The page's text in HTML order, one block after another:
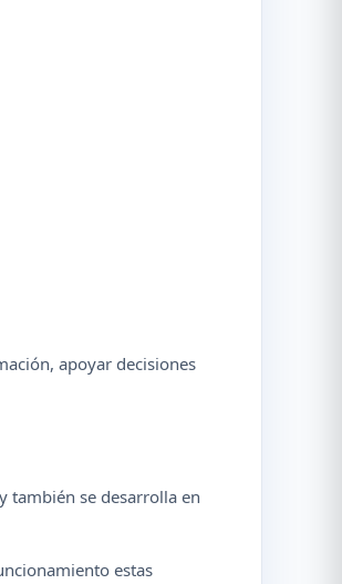
apoyar decisiones
también se desarrolla en
estas